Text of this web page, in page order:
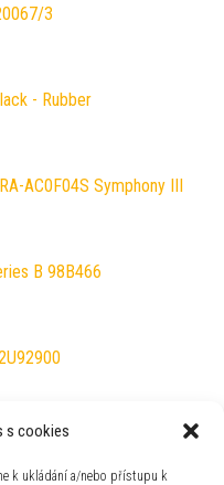
s cookies
k ukládání a/nebo přístupu k
3
- Rubber
AC0F04S Symphony III
B 98B466
Bronze / Gray - Rubber